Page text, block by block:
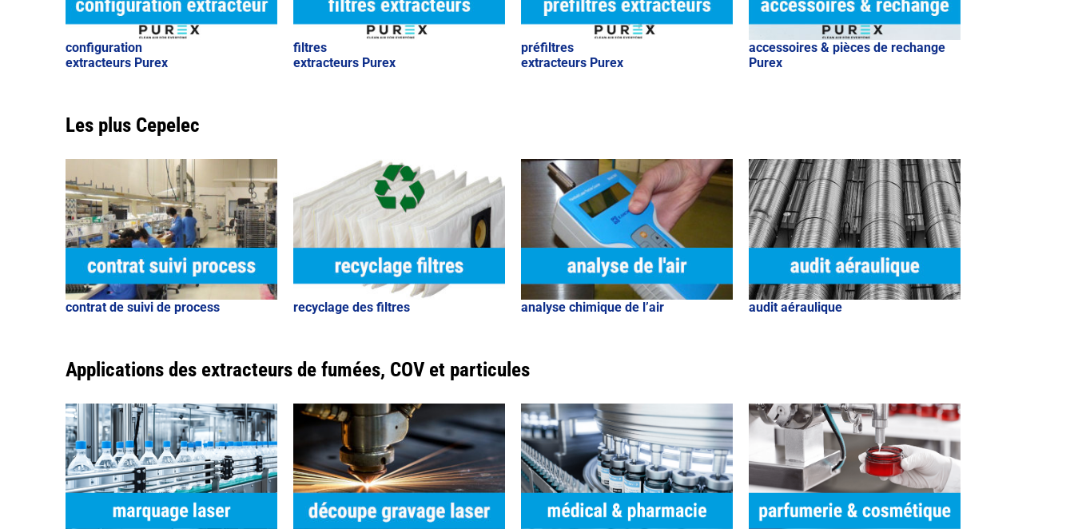
configuration
extracteurs Purex
filtres
extracteurs Purex
préfiltres
extracteurs Purex
accessoires & pièces de rechange
Purex
Les plus Cepelec
contrat de suivi de process recyclage des filtres analyse chimique de l’air audit aéraulique
Applications des extracteurs de fumées, COV et particules